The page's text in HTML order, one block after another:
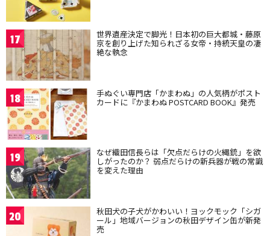
17 世界遺産決定で脚光！日本初の巨大都城・藤原
京を創り上げた知られざる女帝・持統天皇の凄
絶な執念
18 手ぬぐい専門店「かまわぬ」の人気柄がポスト
カードに『かまわぬ POSTCARD BOOK』発売
19 なぜ織田信長らは「欠点だらけの火縄銃」を欲
しがったのか？ 弱点だらけの新兵器が戦の常識
を変えた理由
20 秋田犬の子犬がかわいい！ヨックモック「シガ
ール」地域バージョンの秋田デザイン缶が新発
売